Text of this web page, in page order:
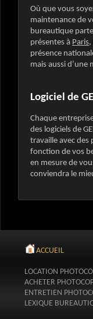
Où que vous
maintenance de
bureautique
présentes à Paris,
présence
mais aussi d’une
Logiciel de
Chaque
des logiciels de
travaille avec des
fonction de vos
en mesure de
conviendra le
ACCUEIL
LOCATION
ACHETER
ENTRETIEN
LEXIQUE